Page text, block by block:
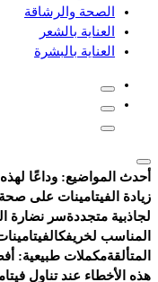
الصحة والرشاقة
العناية بالشعر
العناية بالبشرة
أحدث المواضيع: وداعًا لهذه
زيادة الفيتامينات على
لجاذبية متجددةسر نضارة
المناسب لخريفك
المتألقةمكملات طبيعية:
هذه الأخطاء عند تناول